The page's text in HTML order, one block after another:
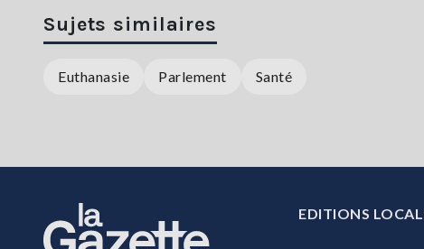
Sujets similaires
Euthanasie Parlement Santé
EDITIONS